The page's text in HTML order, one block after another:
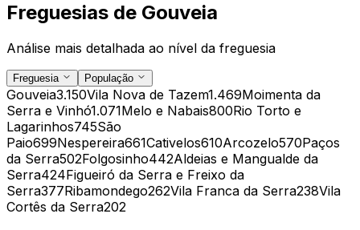
Freguesias de Gouveia
Análise mais detalhada ao nível da freguesia
Freguesia População
Gouveia3.150Vila Nova de Tazem1.469Moimenta da
Serra e Vinhó1.071Melo e Nabais800Rio Torto e
Lagarinhos745São
Paio699Nespereira661Cativelos610Arcozelo570Paços
da Serra502Folgosinho442Aldeias e Mangualde da
Serra424Figueiró da Serra e Freixo da
Serra377Ribamondego262Vila Franca da Serra238Vila
Cortês da Serra202